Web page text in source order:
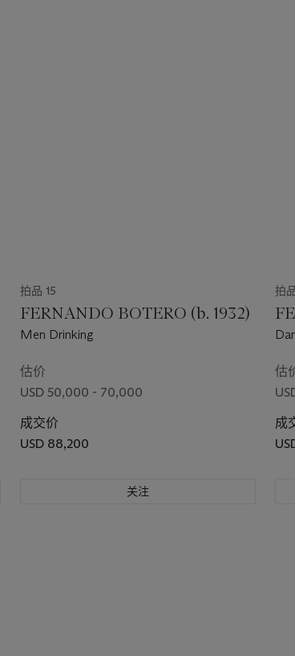
拍品 15
FERNANDO BOTERO (b. 1932)
Men Drinking
估价
USD 50,000 - 70,000
成交价
USD 88,200
关注
拍
估
成